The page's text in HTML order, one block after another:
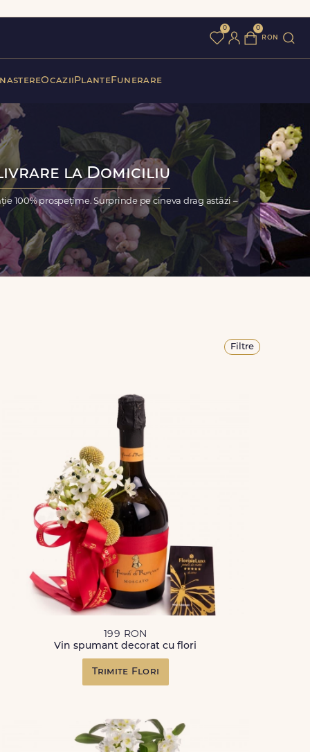
0 0
ron
Ocazii PlanteFunerare
la Domiciliu
100% prospețime. Surprinde pe cineva drag astăzi –
Filtre
199 RON
Vin spumant decorat cu flori
Trimite Flori